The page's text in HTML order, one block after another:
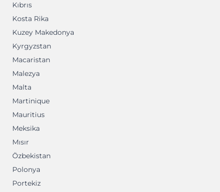
Kıbrıs
Kosta Rika
Kuzey Makedonya
Kyrgyzstan
Macaristan
Malezya
Malta
Martinique
Mauritius
Meksika
Mısır
Özbekistan
Polonya
Portekiz